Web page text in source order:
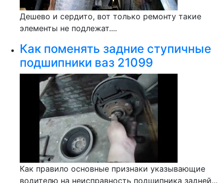
Дешево и сердито, вот только ремонту такие
элементы не подлежат....
Как поменять задние ступичные
подшипники ваз 21099
Как правило основные признаки указывающие
водителю на неисправность подшипника задней...